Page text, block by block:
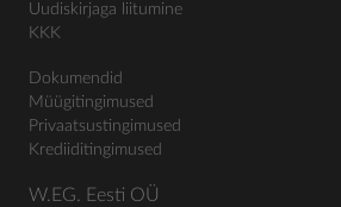
Uudiskirjaga liitumine
KKK
Dokumendid
Müügitingimused
Privaatsustingimused
Krediiditingimused
W.EG. Eesti OÜ